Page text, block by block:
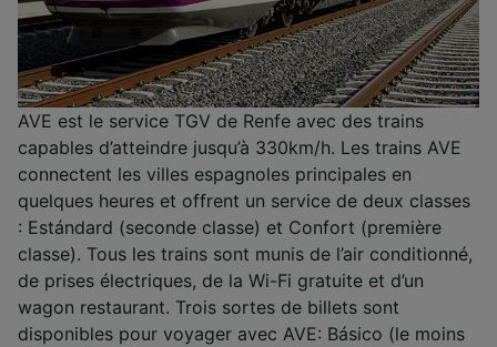
AVE est le service TGV de Renfe avec des trains
capables d’atteindre jusqu’à 330km/h. Les trains AVE
connectent les villes espagnoles principales en
quelques heures et offrent un service de deux classes
: Estándard (seconde classe) et Confort (première
classe). Tous les trains sont munis de l’air conditionné,
de prises électriques, de la Wi-Fi gratuite et d’un
wagon restaurant. Trois sortes de billets sont
disponibles pour voyager avec AVE: Básico (le moins